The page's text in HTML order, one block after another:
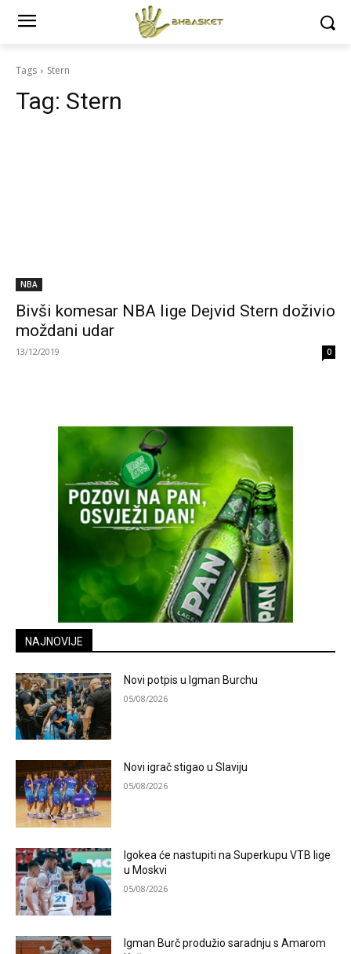
Tags Stern
Tag: Stern
NBA
Bivši komesar NBA lige Dejvid Stern doživio
moždani udar
13/12/2019 0
NAJNOVIJE
Novi potpis u Igman Burchu
05/08/2026
Novi igrač stigao u Slaviju
05/08/2026
Igokea će nastupiti na Superkupu VTB lige
u Moskvi
05/08/2026
Igman Burč produžio saradnju s Amarom